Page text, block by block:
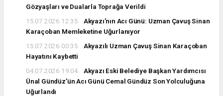
Gözyaşları ve Dualarla Toprağa Verildi
15.07.2026 12:35
Akyazı’nın Acı Günü: Uzman Çavuş Sinan
Karaçoban Memleketine Uğurlanıyor
15.07.2026 00:35
Akyazılı Uzman Çavuş Sinan Karaçoban
Hayatını Kaybetti
04.07.2026 19:04
Akyazı Eski Belediye Başkan Yardımcısı
Ünal Gündüz’ün Acı Günü Cemal Gündüz Son Yolculuğuna
Uğurlandı